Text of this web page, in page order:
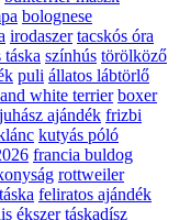
bolognese
irodaszer tacskós óra
táska színhús törölköző
puli állatos lábtörlő
white terrier boxer
ajándék frizbi
kutyás póló
francia buldog
rottweiler
feliratos ajándék
ékszer táskadísz